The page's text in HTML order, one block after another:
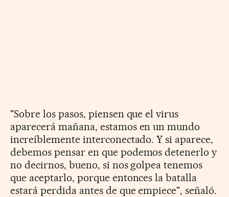
"Sobre los pasos, piensen que el virus
aparecerá mañana, estamos en un mundo
increíblemente interconectado. Y si aparece,
debemos pensar en que podemos detenerlo y
no decirnos, bueno, si nos golpea tenemos
que aceptarlo, porque entonces la batalla
estará perdida antes de que empiece", señaló.